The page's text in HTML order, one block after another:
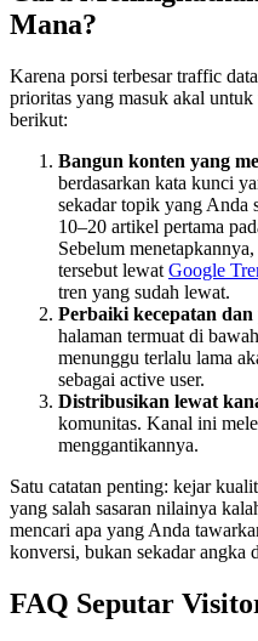
Mana?
Karena porsi terbesar traffic
prioritas yang masuk akal untuk
berikut:
Bangun konten yang
berdasarkan kata kunci
sekadar topik yang Anda
10–20 artikel pertama
Sebelum
tersebut lewat Google
tren yang sudah lewat.
Perbaiki kecepatan dan
halaman termuat di
menunggu terlalu lama
sebagai active user.
Distribusikan lewat
komunitas. Kanal ini
menggantikannya.
Satu catatan penting: kejar
yang salah sasaran nilainya
mencari apa yang Anda
konversi, bukan sekadar angka
FAQ Seputar